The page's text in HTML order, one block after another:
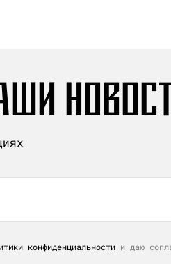
конфиденциальности и даю